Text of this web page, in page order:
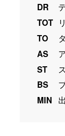
DR
TOT
TO
AS
ST
BS
MIN